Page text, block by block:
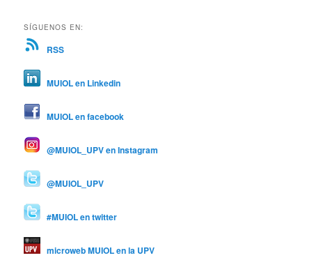
SÍGUENOS EN:
RSS
MUIOL en Linkedin
MUIOL en facebook
@MUIOL_UPV en Instagram
@MUIOL_UPV
#MUIOL en twitter
microweb MUIOL en la UPV